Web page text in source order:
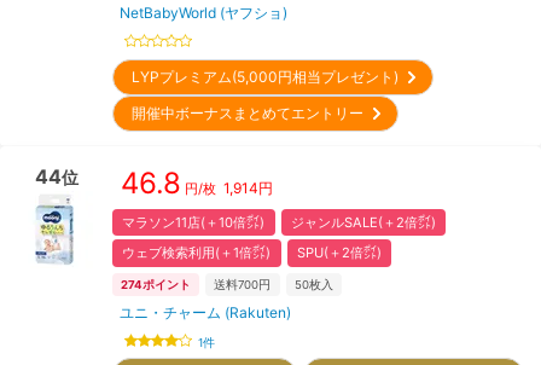
NetBabyWorld (ヤフショ)
LYPプレミアム(5,000円相当プレゼント)
開催中ボーナスまとめてエントリー
44位 46.8 円/枚 1,914円
マラソン11店(＋10倍㌽)
ジャンルSALE(＋2倍㌽)
ウェブ検索利用(＋1倍㌽)
SPU(＋2倍㌽)
274ポイント 送料700円 50枚入
ユニ・チャーム (Rakuten)
1件